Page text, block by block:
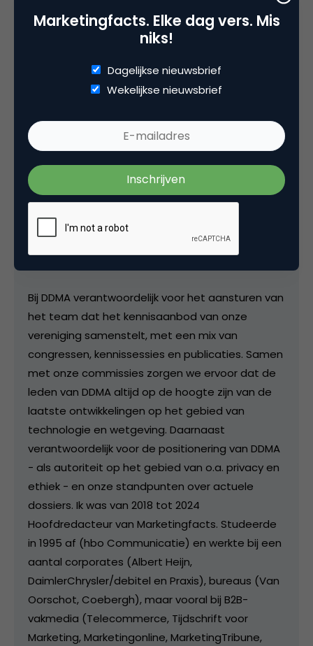
Week-onderzoek plaatsvond in het UK, waar de
economische tegenwind door Brexit een stuk frisser
Deel dit artikel
luuk ros
DDMA
Bij DDMA verantwoordelijk voor het aansturen van
het team dat het kennisaanbod van onze
vereniging samenstelt, met een mix van
congressen, kennissessies en publicaties. Samen
met onze commissies zorgen we ervoor dat de
leden van DDMA altijd op de hoogte zijn van de
laatste ontwikkelingen op het gebied van
technologie en wetgeving. Daarnaast
verantwoordelijk voor de positionering van DDMA
- als autoriteit op het gebied van o.a. privacy en
ethiek - en onze standpunten over actuele
dossiers. Ik was van 2018 tot 2024
Hoofdredacteur van Marketingfacts. Studeerde
in 1995 af (hbo Communicatie) en werkte bij een
aantal corporates (Albert Heijn,
DaimlerChrysler/debitel en Praxis), bureaus (Van
Oorschot, Coebergh), maar vooral bij B2B-
vakmedia (Telecommerce, Tijdschrift voor
Marketing, Marketingonline, MarketingTribune,
Marketingfacts. Elke dag vers. Mis
niks!
Dagelijkse nieuwsbrief
Wekelijkse nieuwsbrief